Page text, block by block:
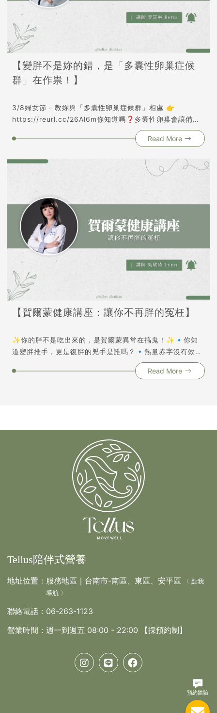
【變胖不是妳的錯，是「多囊性卵巢症候
群」在作祟！】
3/8婦女節 - 教妳與「多囊性卵巢症候群」相處 👉
https://reurl.cc/26Al6m你知道嗎❓多囊性卵巢會讓備孕
更加艱辛😟❓跑遍婦產科抽血、反覆吃藥，卻不見好轉❓#
多囊女孩 #月經失調 #代謝異常 #體重飆升 #情緒不穩✔整
免環境賀爾蒙肆虐的方法✔改善多囊的飲食和運動秘訣從根
本解決，釐清源頭，結合「飲食」與「運動」改善多囊性卵
巢症候群！與其不斷吃藥調理，不如從根本改善！多囊女孩
不知道的事都在講座一一解惑▸上課時間：2025/3/8 (六)
20:00-21:00▸上課地點：ZOOM線上工具▸報名網址：
https://reurl.cc/26Al6m ▸官方Line：
https://lin.ee/LbUkAZc
Read More
【賀爾蒙健康講座：讓你不再胖的冤枉】
✨你的胖不是吃出來的，是賀爾蒙異常在搞鬼！✨🔹你知
道變胖推手，更是復胖的兇手是誰嗎？🔹熱量赤字沒有效
果，你檢查過自己的賀爾蒙嗎？🔹你是易胖體質嗎？不同身
形的肥胖其實是賀爾蒙在作怪！🔹深陷環境賀爾蒙肆虐的時
用，你就務必要找到發胖的因素，並且根治他！《賀爾蒙健
康講座：讓你不再胖得冤枉》Lynn營養師透過週末2小時，
除了帶你了解自己的體態，傳授你不能不知道的賀爾蒙平衡
關鍵。陪你一起對抗他！打敗他！找回最初的完美體態！期
待與你在講座上相見歡❤️
Read More
Tellus陪伴式營養
地址位置： 服務地區｜台南市-南區、東區、安平區 〈 點我
導航 〉
聯絡電話： 06-263-1123
營業時間： 週一到週五 08:00 - 22:00 【採預約制】
預約體驗